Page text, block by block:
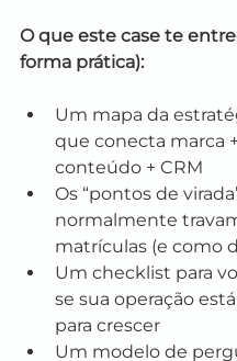
O que este case te
forma prática):
Um mapa da
que conecta marca
conteúdo + CRM
Os “pontos de
normalmente
matrículas (e como
Um checklist para
se sua operação
para crescer
Um modelo de